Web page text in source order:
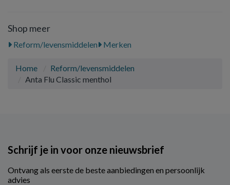
Shop meer
Reform/levensmiddelen Merken
Home
Reform/levensmiddelen
Anta Flu Classic menthol
Schrijf je in voor onze nieuwsbrief
Ontvang als eerste de beste aanbiedingen en persoonlijk
advies